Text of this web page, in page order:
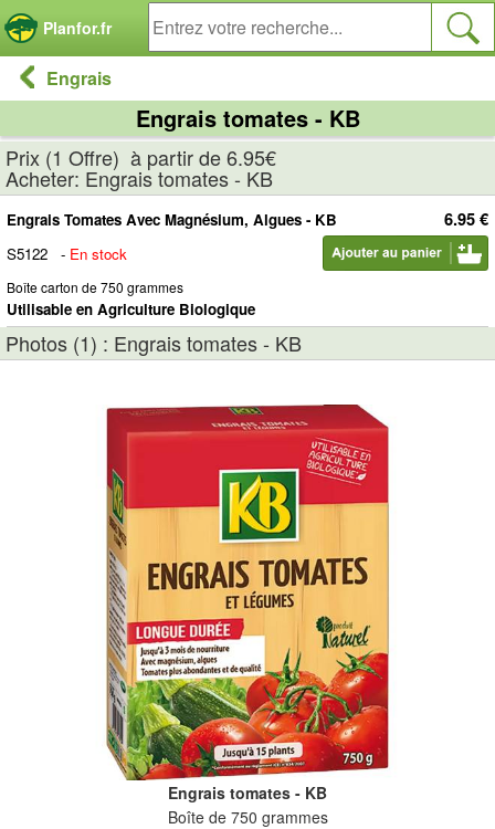
Planfor.fr
Engrais
Engrais tomates - KB
Prix (1 Offre) à partir de 6.95€
Acheter: Engrais tomates - KB
6.95 €
Engrais Tomates Avec Magnésium, Algues - KB
S5122
- En stock
Boîte carton de 750 grammes
Utilisable en Agriculture Biologique
Photos (1) : Engrais tomates - KB
Engrais tomates - KB
Boîte de 750 grammes
Panneau de gestion des cookies